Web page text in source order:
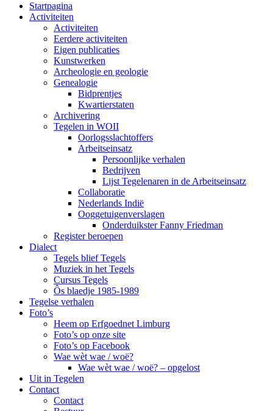
Startpagina
Activiteiten
Activiteiten
Eerdere activiteiten
Eigen publicaties
Kunstwerken
Archeologie en geologie
Genealogie
Bidprentjes
Kwartierstaten
Archivering
Tegelen in WOII
Oorlogsslachtoffers
Arbeitseinsatz
Persoonlijke verhalen
Bedrijven
Lijst Tegelenaren in de Arbeitseinsatz
Collaboratie
Nederlands Indië
Ooggetuigenverslagen
Onderduikster Fanny Friedman
Register beroepen
Dialect
Tegels blief Tegels
Muziek in het Tegels
Cursus Tegels
Ôs blaedje 1985-1989
Tegelse verhalen
Foto’s
Heem op Erfgoednet Limburg
Foto’s op onze site
Foto’s op Facebook
Wae wèt wae / woë?
Wae wèt wae / woë? – opgelost
Uit in Tegelen
Contact
Contact